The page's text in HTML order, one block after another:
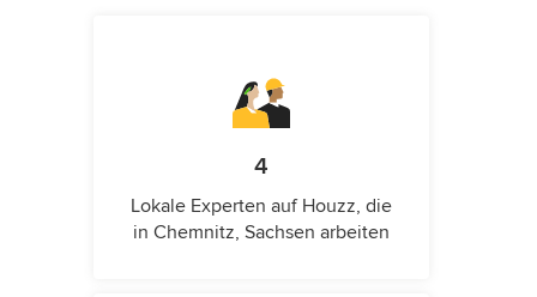
4
Lokale Experten auf Houzz, die
in Chemnitz, Sachsen arbeiten